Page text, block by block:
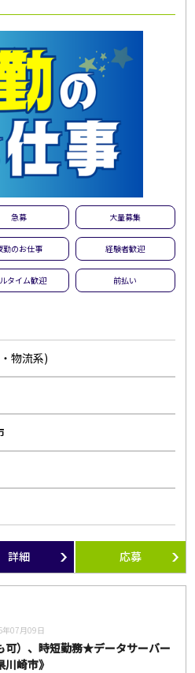
急募 大量募集
勤のお仕事 経験者歓迎
タイム歓迎 前払い
物流系)
詳細 応募
年07月09日
可）、時短勤務★データサーバー
崎市》